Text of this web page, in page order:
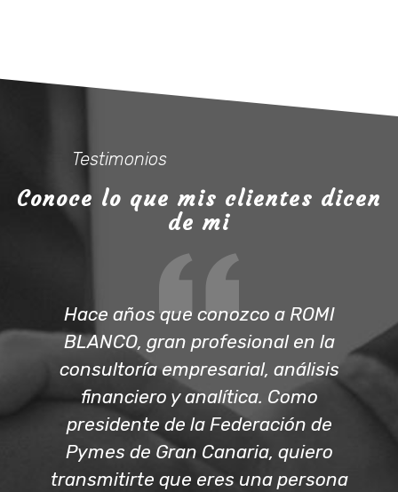
Testimonios
Conoce lo que mis clientes dicen
de mi
Hace años que conozco a ROMI
BLANCO, gran profesional en la
consultoría empresarial, análisis
financiero y analítica. Como
presidente de la Federación de
Pymes de Gran Canaria, quiero
transmitirte que eres una persona